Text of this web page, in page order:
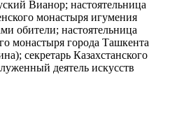
Вианор; настоятельница
монастыря игумения
обители; настоятельница
монастыря города Ташкента
секретарь Казахстанского
деятель искусств